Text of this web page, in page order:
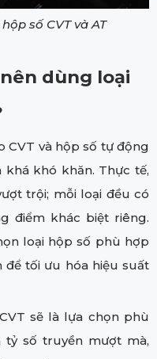
số CVT và AT
nên dùng loại
CVT và hộp số tự động
khó khăn. Thực tế,
trội; mỗi loại đều có
điểm khác biệt riêng.
loại hộp số phù hợp
tối ưu hóa hiệu suất
sẽ là lựa chọn phù
số truyền mượt mà,